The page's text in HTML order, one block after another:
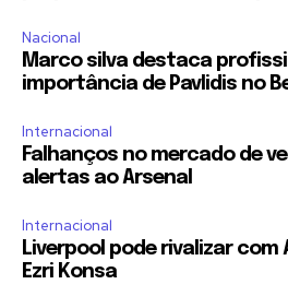
Nacional
Marco silva destaca
importância de Pavlidis no
Internacional
Falhanços no mercado de
alertas ao Arsenal
Internacional
Liverpool pode rivalizar com
Ezri Konsa